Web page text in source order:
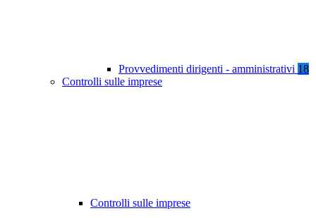
Provvedimenti dirigenti - amministrativi 18
Controlli sulle imprese
Controlli sulle imprese